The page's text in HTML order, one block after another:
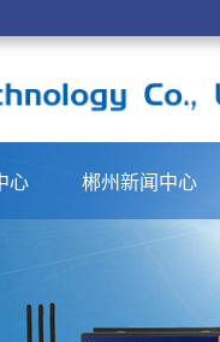
心 郴州新闻中心